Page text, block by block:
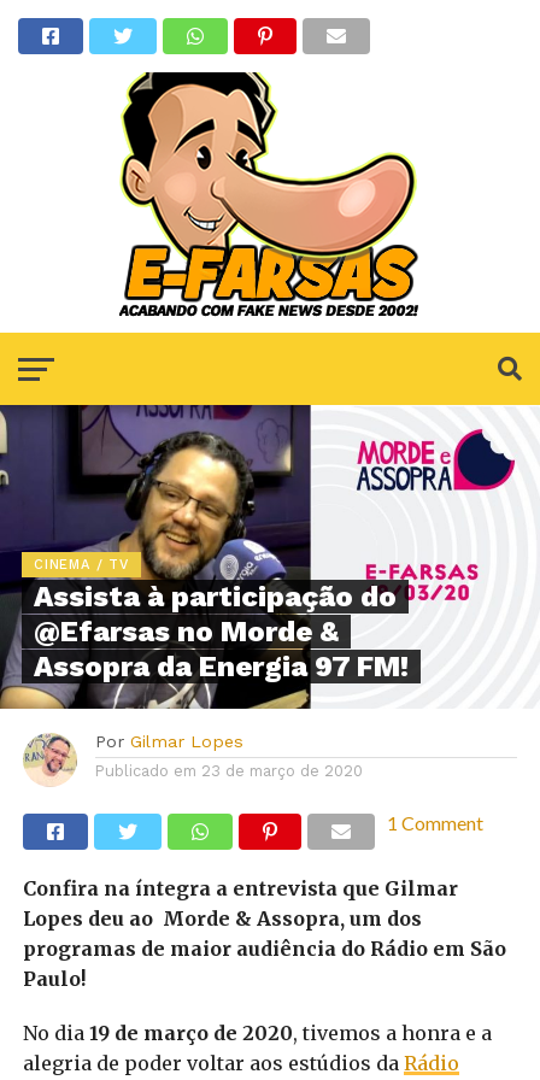
CINEMA / TV
Assista à participação do
@Efarsas no Morde &
Assopra da Energia 97 FM!
Por Gilmar Lopes
Publicado em 23 de março de 2020
1 Comment
Confira na íntegra a entrevista que Gilmar
Lopes deu ao Morde & Assopra, um dos
programas de maior audiência do Rádio em São
Paulo!
No dia 19 de março de 2020, tivemos a honra e a
alegria de poder voltar aos estúdios da Rádio